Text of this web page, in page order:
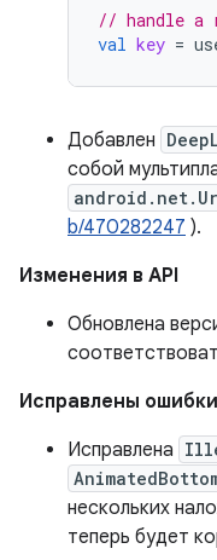
// handle a
val key =
Добавлен
собой
b/470282247 ).
Изменения в API
Обновлена
Исправлены ошибки
Исправлена
нескольких
теперь будет